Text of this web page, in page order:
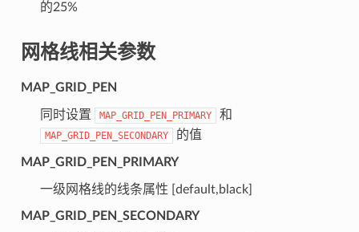
的25%
网格线相关参数
MAP_GRID_PEN
同时设置 MAP_GRID_PEN_PRIMARY 和
MAP_GRID_PEN_SECONDARY 的值
MAP_GRID_PEN_PRIMARY
一级网格线的线条属性 [default,black]
MAP_GRID_PEN_SECONDARY